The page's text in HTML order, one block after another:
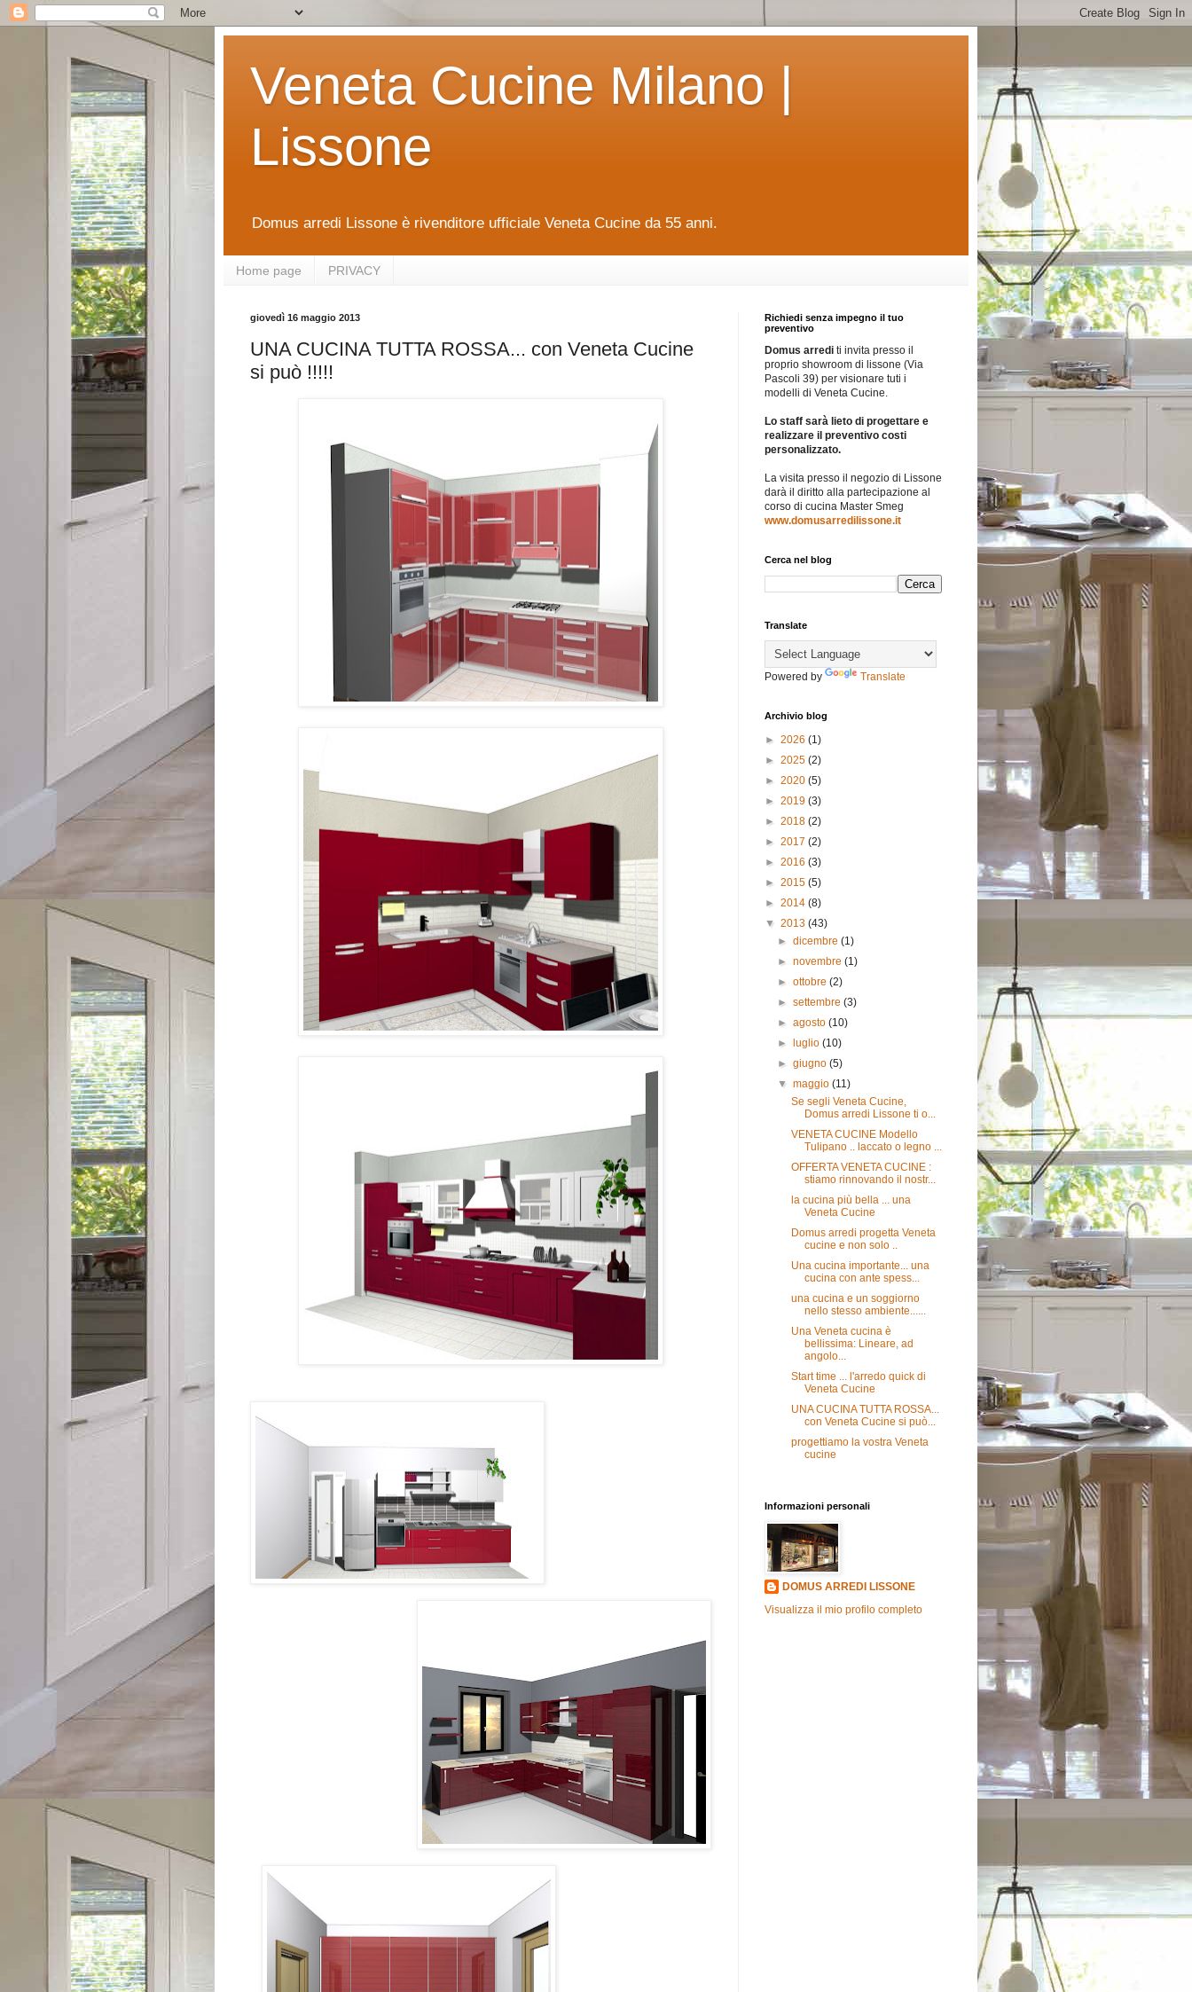
Veneta Cucine Milano |
Lissone
Domus arredi Lissone è rivenditore ufficiale Veneta Cucine da 55 anni.
Home page PRIVACY
giovedì 16 maggio 2013
UNA CUCINA TUTTA ROSSA... con Veneta Cucine
si può !!!!!
Richiedi senza impegno il tuo
preventivo
Domus arredi ti invita presso il
proprio showroom di lissone (Via
Pascoli 39) per visionare tuti i
modelli di Veneta Cucine.
Lo staff sarà lieto di progettare e
realizzare il preventivo costi
personalizzato.
La visita presso il negozio di Lissone
darà il diritto alla partecipazione al
corso di cucina Master Smeg
www.domusarredilissone.it
Cerca nel blog
Translate
Powered by Translate
Archivio blog
► 2026 (1)
► 2025 (2)
► 2020 (5)
► 2019 (3)
► 2018 (2)
► 2017 (2)
► 2016 (3)
► 2015 (5)
► 2014 (8)
▼ 2013 (43)
►dicembre(1)
►novembre(1)
►ottobre(2)
►settembre(3)
►agosto(10)
►
luglio(10)
►giugno(5)
▼maggio(11)
Se segli Veneta Cucine,
Domus arredi Lissone ti o...
VENETA CUCINE Modello
Tulipano .. laccato o legno ...
OFFERTA VENETA CUCINE :
stiamo rinnovando il nostr...
la cucina più bella ... una
Veneta Cucine
Domus arredi progetta Veneta
cucine e non solo ..
Una cucina importante... una
cucina con ante spess...
una cucina e un soggiorno
nello stesso ambiente......
Una Veneta cucina è
bellissima: Lineare, ad
angolo...
Start time ... l'arredo quick di
Veneta Cucine
UNA CUCINA TUTTA ROSSA...
con Veneta Cucine si può...
progettiamo la vostra Veneta
cucine
Informazioni personali
DOMUS ARREDI LISSONE
Visualizza il mio profilo completo